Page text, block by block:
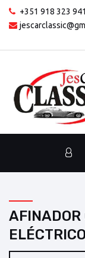
+351 918 323 941
AFINADOR
ELÉCTRICO